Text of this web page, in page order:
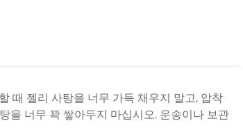
젤리 사탕을 너무 가득 채우지 말고, 압착
을 너무 꽉 쌓아두지 마십시오. 운송이나 보관